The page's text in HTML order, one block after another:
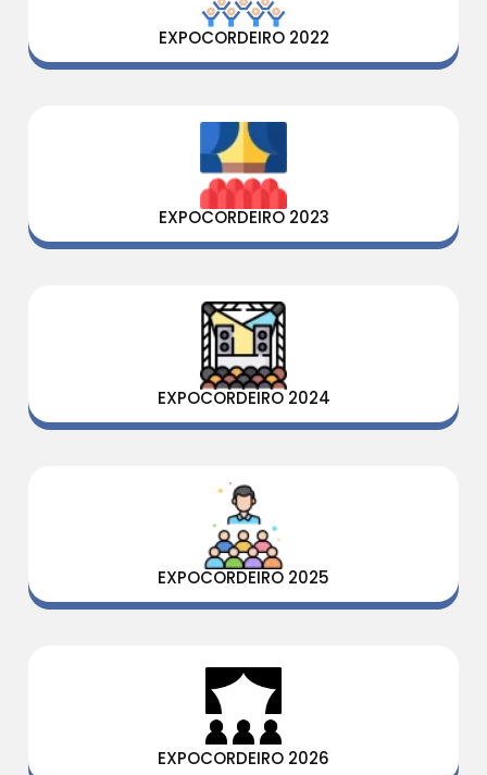
EXPOCORDEIRO 2022
EXPOCORDEIRO 2023
EXPOCORDEIRO 2024
EXPOCORDEIRO 2025
EXPOCORDEIRO 2026